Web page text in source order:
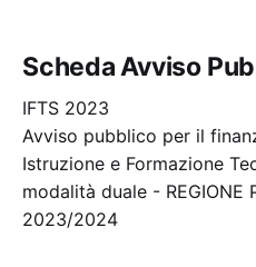
Scheda Avviso
IFTS 2023
Avviso pubblico per il
Istruzione e Formazione
modalità duale -
2023/2024